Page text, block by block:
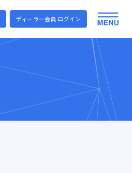
ディーラー会員 ログイン